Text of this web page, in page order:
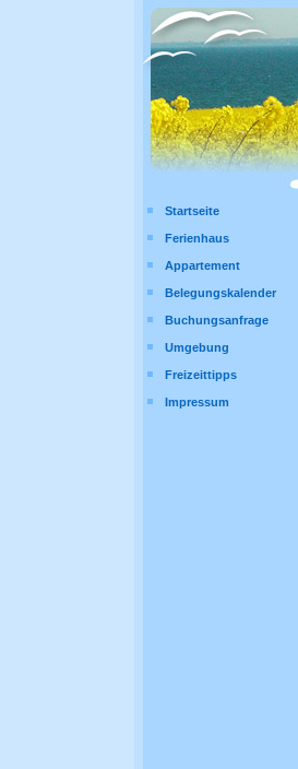
Startseite
Ferienhaus
Appartement
Belegungskalender
Buchungsanfrage
Umgebung
Freizeittipps
Impressum